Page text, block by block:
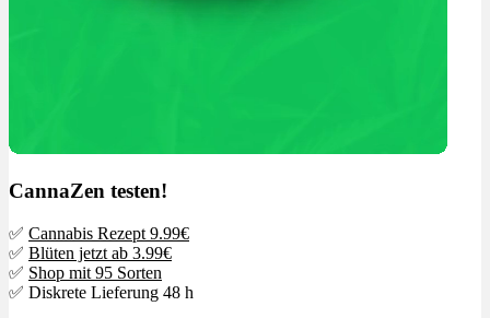
CannaZen testen!
✅ Cannabis Rezept 9.99€
✅ Blüten jetzt ab 3.99€
✅ Shop mit 95 Sorten
✅ Diskrete Lieferung 48 h